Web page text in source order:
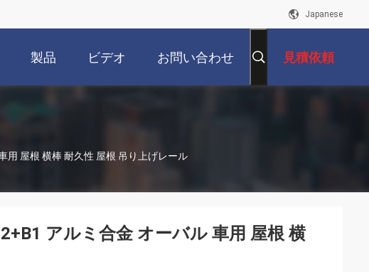
Japanese
製品 ビデオ お問い合わせ 見積依頼
用 屋根 横棒 耐久性 屋根 吊り上げレール
アルミ合金 オーバル 車用 屋根 横